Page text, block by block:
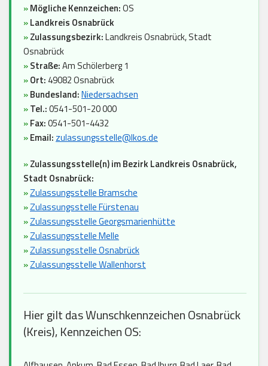
»Mögliche Kennzeichen:OS
»Landkreis Osnabrück
»Zulassungsbezirk:Landkreis Osnabrück, Stadt
Osnabrück
»Straße:Am Schölerberg 1
»Ort: 49082 Osnabrück
»Bundesland:Niedersachsen
»Tel.:0541-501-20 000
»Fax:0541-501-4432
»Email: zulassungsstelle@lkos.de
»Zulassungsstelle(n) im Bezirk Landkreis Osnabrück,
Stadt Osnabrück:
»Zulassungsstelle Bramsche
»Zulassungsstelle Fürstenau
»Zulassungsstelle Georgsmarienhütte
»Zulassungsstelle Melle
»Zulassungsstelle Osnabrück
»Zulassungsstelle Wallenhorst
Hier gilt das Wunschkennzeichen Osnabrück
(Kreis), Kennzeichen OS: